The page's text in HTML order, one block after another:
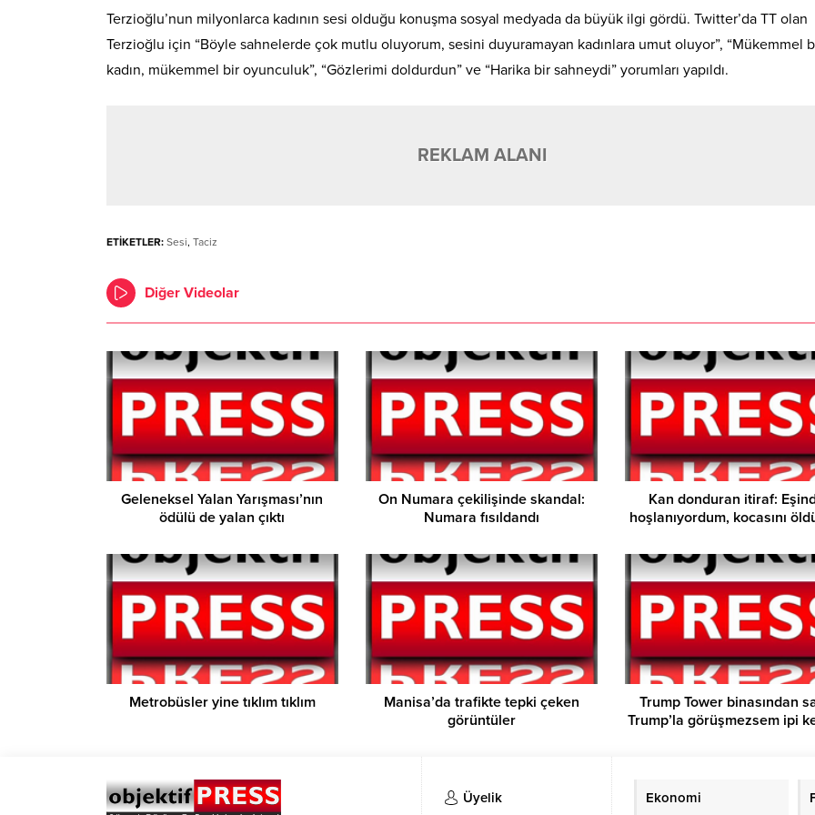
Terzioğlu’nun milyonlarca kadının sesi olduğu konuşma sosyal medyada da büyük ilgi gördü. Twitter’da TT olan
Terzioğlu için “Böyle sahnelerde çok mutlu oluyorum, sesini duyuramayan kadınlara umut oluyor”, “Mükemmel
kadın, mükemmel bir oyunculuk”, “Gözlerimi doldurdun” ve “Harika bir sahneydi” yorumları yapıldı.
REKLAM ALANI
ETİKETLER: Sesi, Taciz
Diğer Videolar
Geleneksel Yalan Yarışması’nın
ödülü de yalan çıktı
On Numara çekilişinde skandal:
Numara fısıldandı
Kan donduran itiraf:
hoşlanıyordum, kocasını
Metrobüsler yine tıklım tıklım
Manisa’da trafikte tepki çeken
görüntüler
Trump Tower binasından
Trump’la görüşmezsem ipi
Üyelik Ekonomi